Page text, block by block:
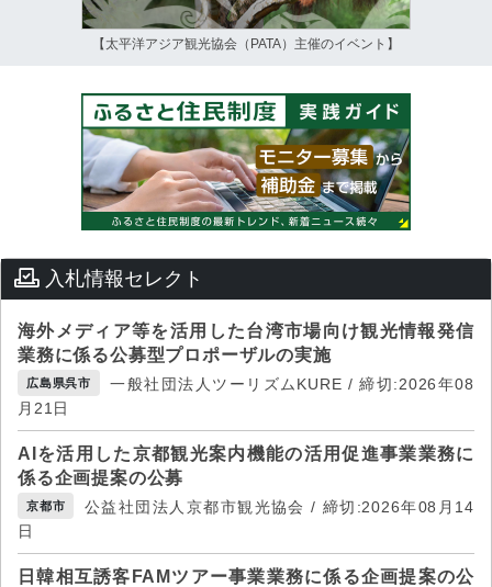
【太平洋アジア観光協会（PATA）主催のイベント】
入札情報セレクト
海外メディア等を活用した台湾市場向け観光情報発信
業務に係る公募型プロポーザルの実施
広島県呉市
一般社団法人ツーリズムKURE / 締切:2026年08
月21日
AIを活用した京都観光案内機能の活用促進事業業務に
係る企画提案の公募
京都市
公益社団法人京都市観光協会 / 締切:2026年08月14
日
日韓相互誘客FAMツアー事業業務に係る企画提案の公